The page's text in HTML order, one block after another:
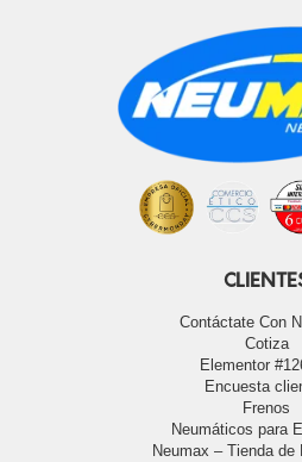
Contáctate Con
Cotiza
Elementor
Encuesta
Frenos
Neumáticos para
Neumax – Tienda de